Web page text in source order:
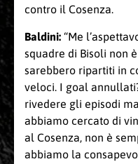
contro il Cosenza.
Baldini: “Me
squadre di Bisoli non
sarebbero ripartiti in
veloci. I goal
rivedere gli episodi
abbiamo cercato di
al Cosenza, non è
abbiamo la